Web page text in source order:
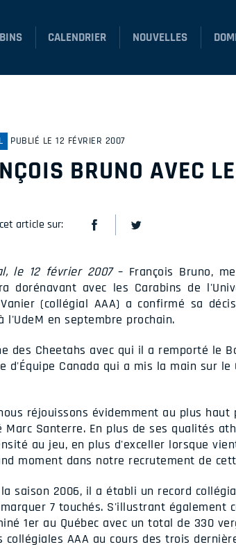
CALENDRIER NOUVELLES
PUBLIÉ LE 12 FÉVRIER 2007
BRUNO AVEC
article sur:
le 12 février 2007– François Bruno,
dorénavant avec les Carabins de
(collégial AAA) a confirmé sa
l'UdeM en septembre prochain.
des Cheetahs avec qui il a remporté le
d'Équipe Canada qui a mis la main sur
réjouissons évidemment au plus
Marc Santerre. En plus de ses qualités
au jeu, en plus d'exceller lorsque
moment dans notre recrutement de
saison 2006, il a établi un record
7 touchés. S'illustrant
1er au Québec avec un total de 330
collégiales AAA au cours des trois